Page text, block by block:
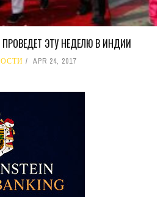
ЭТУ НЕДЕЛЮ В ИНДИИ
APR 24, 2017